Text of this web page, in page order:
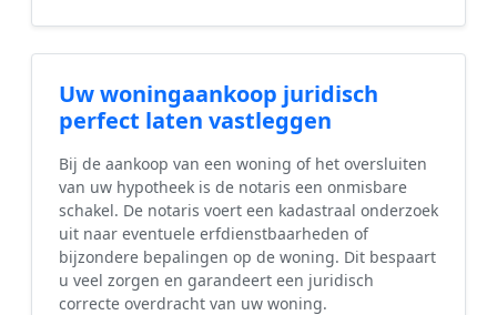
Uw woningaankoop juridisch
perfect laten vastleggen
Bij de aankoop van een woning of het oversluiten
van uw hypotheek is de notaris een onmisbare
schakel. De notaris voert een kadastraal onderzoek
uit naar eventuele erfdienstbaarheden of
bijzondere bepalingen op de woning. Dit bespaart
u veel zorgen en garandeert een juridisch
correcte overdracht van uw woning.